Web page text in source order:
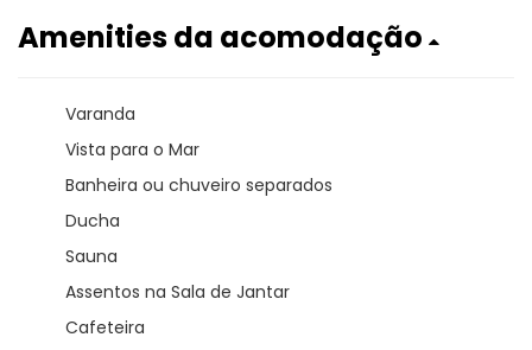
Amenities da acomodação
Varanda
Vista para o Mar
Banheira ou chuveiro separados
Ducha
Sauna
Assentos na Sala de Jantar
Cafeteira